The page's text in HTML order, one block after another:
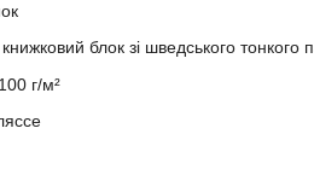
блок зі шведського тонкого
г/м²